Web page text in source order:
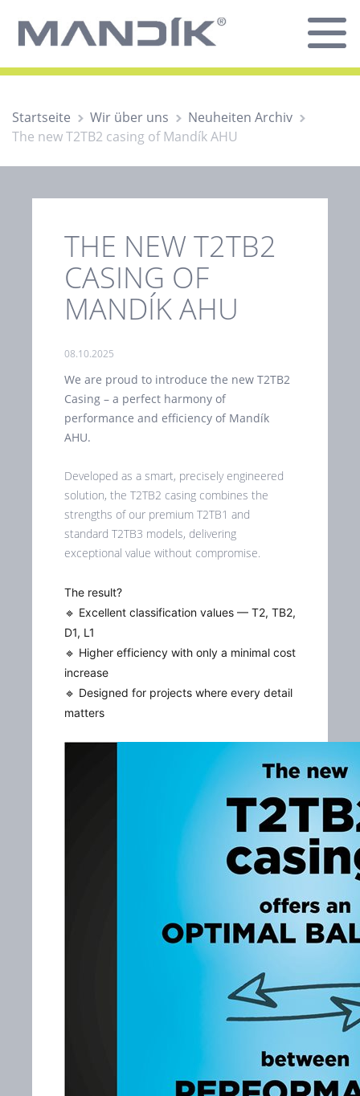
Startseite Wir über uns
Neuheiten Archiv
The new T2TB2 casing of Mandík AHU
THE NEW T2TB2
CASING OF
MANDÍK AHU
08.10.2025
We are proud to introduce the new T2TB2
Casing – a perfect harmony of
performance and efficiency of Mandík
AHU.
Developed as a smart, precisely engineered
solution, the T2TB2 casing combines the
strengths of our premium T2TB1 and
standard T2TB3 models, delivering
exceptional value without compromise.
The result?
🔹 Excellent classification values — T2, TB2,
D1, L1
🔹 Higher efficiency with only a minimal cost
increase
🔹 Designed for projects where every detail
matters